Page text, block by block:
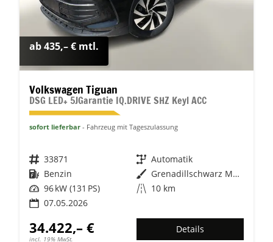
ab 435,– € mtl.
Volkswagen Tiguan
DSG LED+ 5JGarantie IQ.DRIVE SHZ Keyl ACC
sofort lieferbar Fahrzeug mit Tageszulassung
Fahrzeugnr. 33871 Getriebe Automatik
Kraftstoff Benzin Außenfarbe
Grenadillschwarz Metallic
Leistung 96 kW (131 PS) Kilometerstand 10 km
07.05.2026
34.422,– €
incl. 19% MwSt.
Details